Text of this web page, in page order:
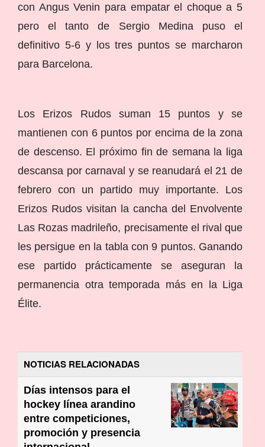
con Angus Venin para empatar el choque a 5
pero el tanto de Sergio Medina puso el
definitivo 5-6 y los tres puntos se marcharon
para Barcelona.
Los Erizos Rudos suman 15 puntos y se
mantienen con 6 puntos por encima de la zona
de descenso. El próximo fin de semana la liga
descansa por carnaval y se reanudará el 21 de
febrero con un partido muy importante. Los
Erizos Rudos visitan la cancha del Envolvente
Las Rozas madrileño, precisamente el rival que
les persigue en la tabla con 9 puntos. Ganando
ese partido prácticamente se aseguran la
permanencia otra temporada más en la Liga
Élite.
NOTICIAS RELACIONADAS
Días intensos para el
hockey línea arandino
entre competiciones,
promoción y presencia